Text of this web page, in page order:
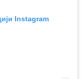
Instagram